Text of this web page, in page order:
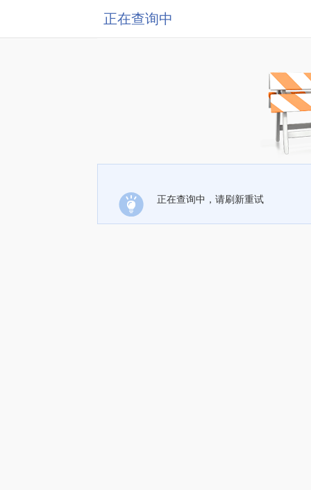
正在查询中
正在查询中，请刷新重试